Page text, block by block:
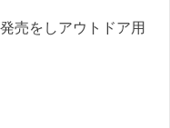
売をしアウトドア用